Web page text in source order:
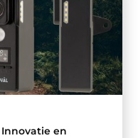
Innovatie en